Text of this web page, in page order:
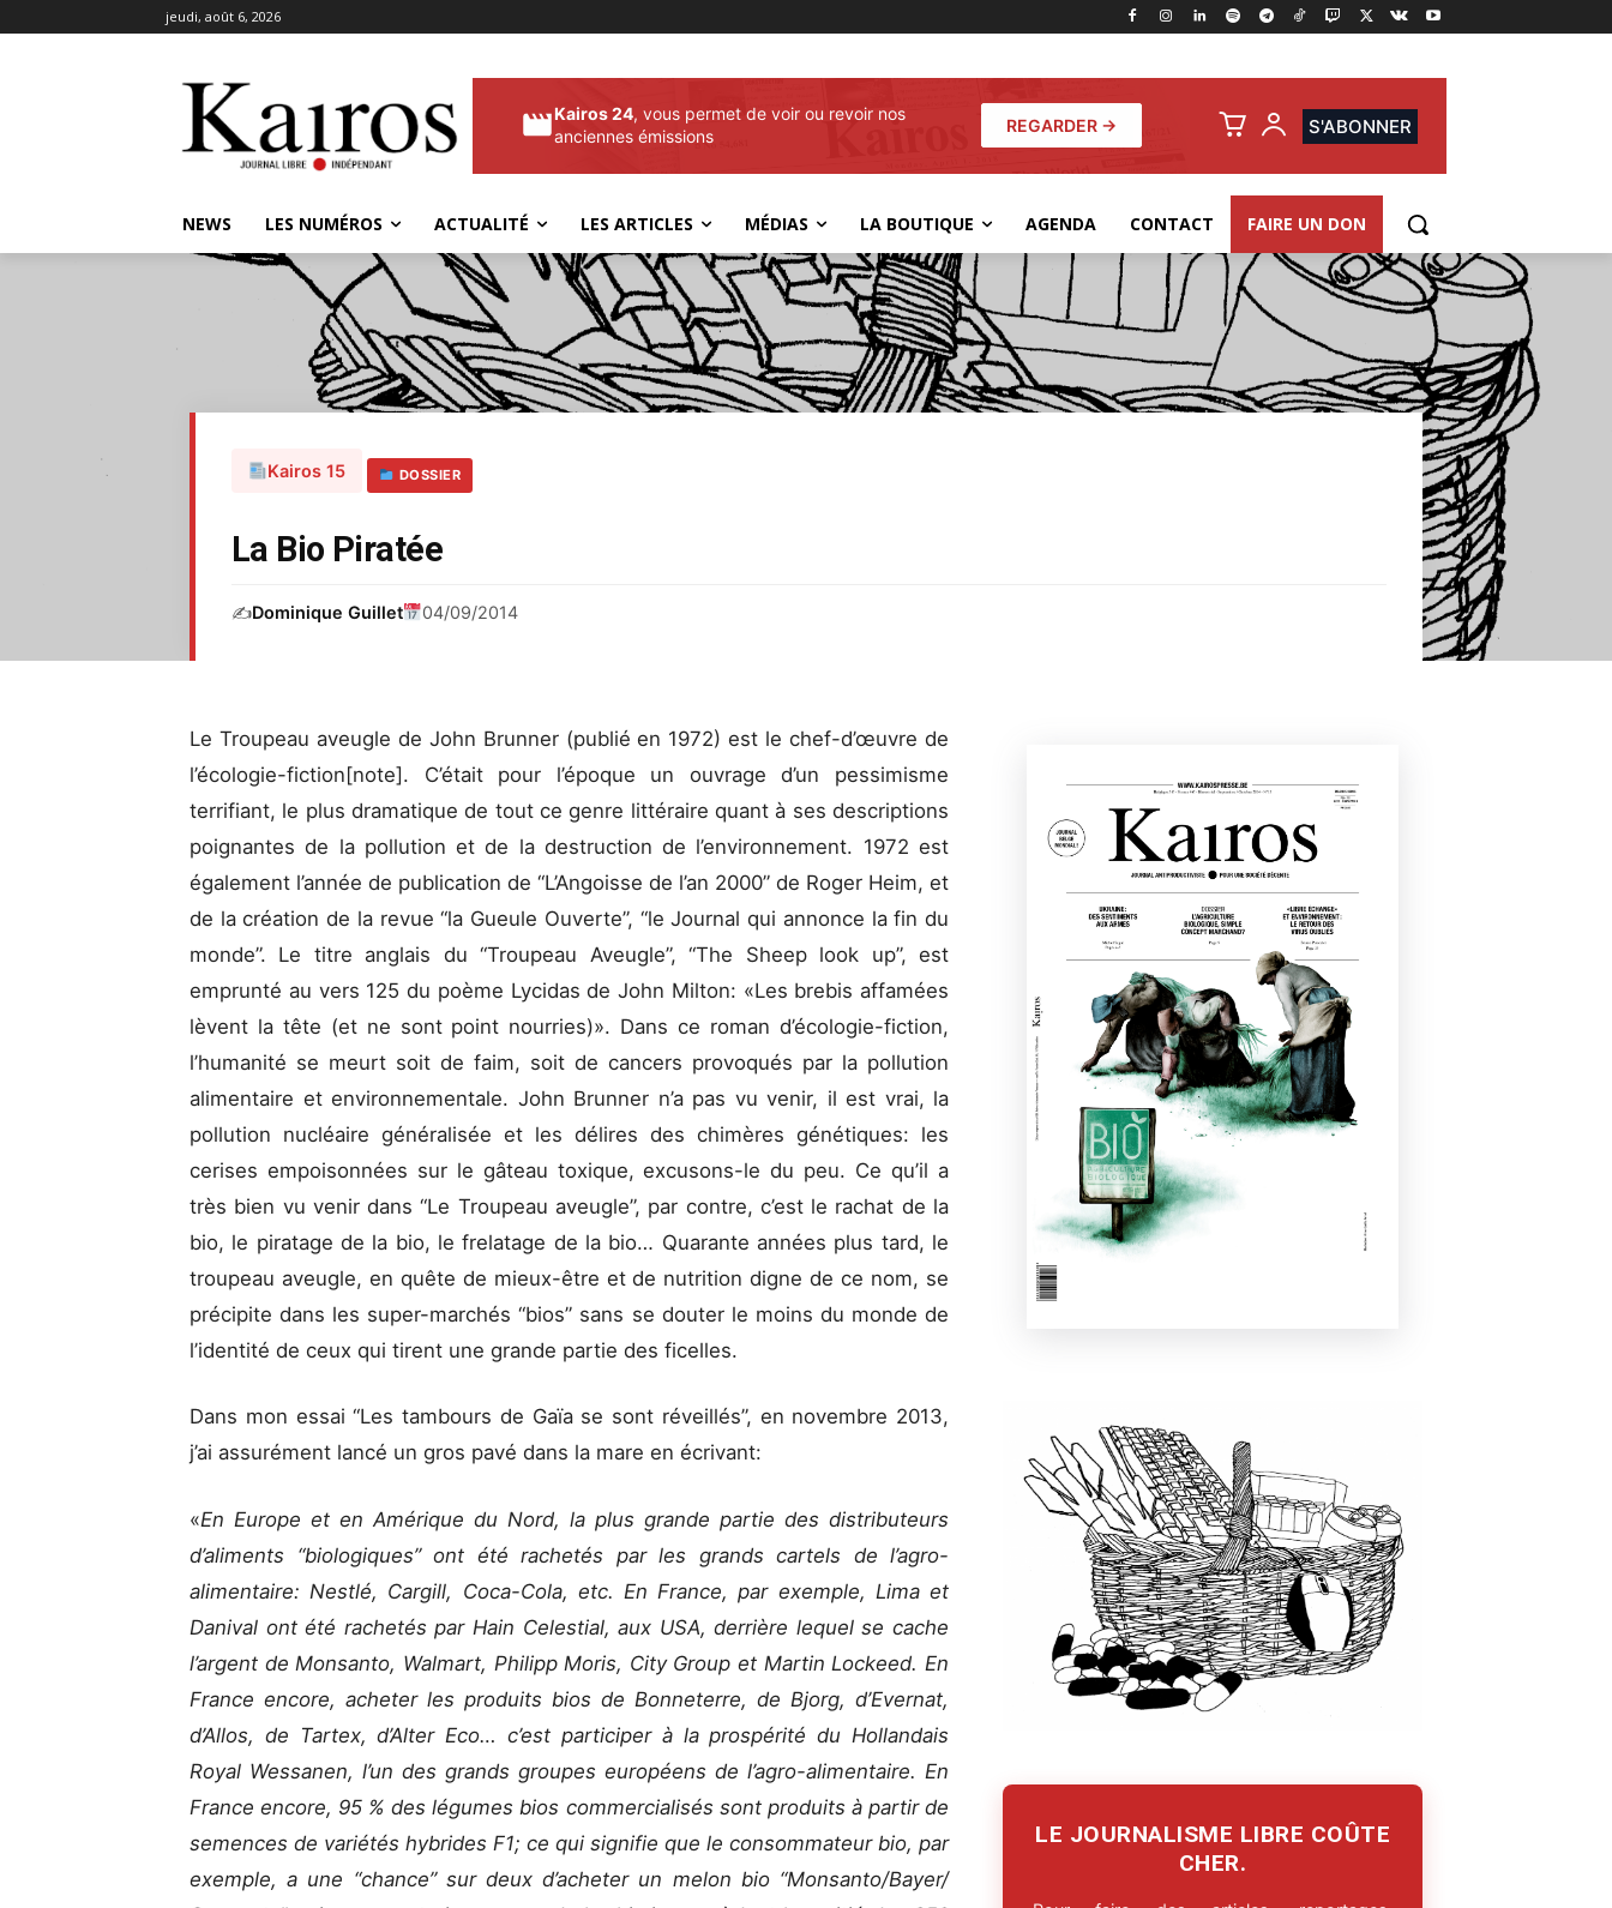
jeudi, août 6, 2026
Kairos 24, vous permet de voir ou revoir nos
anciennes émissions
REGARDER → S'ABONNER
NEWS LES NUMÉROS ACTUALITÉ LES ARTICLES MÉDIAS LA BOUTIQUE AGENDA CONTACT FAIRE UN DON
Kairos 15 DOSSIER
La Bio Piratée
✍️Dominique Guillet 04/09/2014
Le Troupeau aveugle de John Brunner (publié en 1972) est le chef-d’œuvre de
l’écologie-fiction[note]. C’était pour l’époque un ouvrage d’un pessimisme
terrifiant, le plus dramatique de tout ce genre littéraire quant à ses descriptions
poignantes de la pollution et de la destruction de l’environnement. 1972 est
également l’année de publication de “L’Angoisse de l’an 2000” de Roger Heim, et
de la création de la revue “la Gueule Ouverte”, “le Journal qui annonce la fin du
monde”. Le titre anglais du “Troupeau Aveugle”, “The Sheep look up”, est
emprunté au vers 125 du poème Lycidas de John Milton: «Les brebis affamées
lèvent la tête (et ne sont point nourries)». Dans ce roman d’écologie-fiction,
l’humanité se meurt soit de faim, soit de cancers provoqués par la pollution
alimentaire et environnementale. John Brunner n’a pas vu venir, il est vrai, la
pollution nucléaire généralisée et les délires des chimères génétiques: les
cerises empoisonnées sur le gâteau toxique, excusons-le du peu. Ce qu’il a
très bien vu venir dans “Le Troupeau aveugle”, par contre, c’est le rachat de la
bio, le piratage de la bio, le frelatage de la bio… Quarante années plus tard, le
troupeau aveugle, en quête de mieux-être et de nutrition digne de ce nom, se
précipite dans les super-marchés “bios” sans se douter le moins du monde de
l’identité de ceux qui tirent une grande partie des ficelles.
Dans mon essai “Les tambours de Gaïa se sont réveillés”, en novembre 2013,
j’ai assurément lancé un gros pavé dans la mare en écrivant:
«En Europe et en Amérique du Nord, la plus grande partie des distributeurs
d’aliments “biologiques” ont été rachetés par les grands cartels de l’agro-
alimentaire: Nestlé, Cargill, Coca-Cola, etc. En France, par exemple, Lima et
Danival ont été rachetés par Hain Celestial, aux USA, derrière lequel se cache
l’argent de Monsanto, Walmart, Philipp Moris, City Group et Martin Lockeed. En
France encore, acheter les produits bios de Bonneterre, de Bjorg, d’Evernat,
d’Allos, de Tartex, d’Alter Eco… c’est participer à la prospérité du Hollandais
Royal Wessanen, l’un des grands groupes européens de l’agro-alimentaire. En
France encore, 95 % des légumes bios commercialisés sont produits à partir de
semences de variétés hybrides F1; ce qui signifie que le consommateur bio, par
exemple, a une “chance” sur deux d’acheter un melon bio “Monsanto/Bayer/
LE JOURNALISME LIBRE COÛTE
CHER.